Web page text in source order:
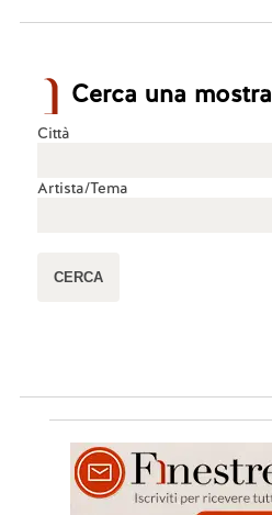
Cerca una mostra
Città
Artista/Tema